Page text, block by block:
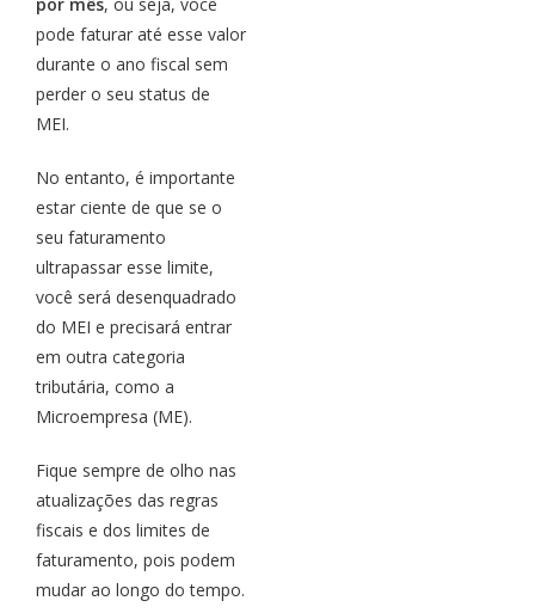
pode faturar até esse valor
durante o ano fiscal sem
perder o seu status de
MEI.
No entanto, é importante
estar ciente de que se o
seu faturamento
ultrapassar esse limite,
você será desenquadrado
do MEI e precisará entrar
em outra categoria
tributária, como a
Microempresa (ME).
Fique sempre de olho nas
atualizações das regras
fiscais e dos limites de
faturamento, pois podem
mudar ao longo do tempo.